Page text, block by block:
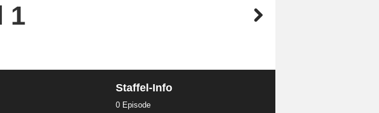
1
Staffel-Info
0 Episode